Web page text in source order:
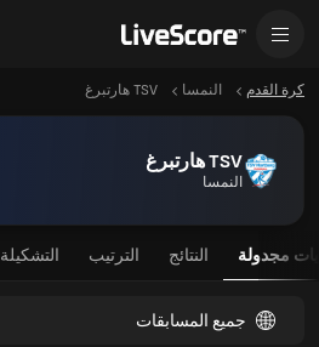
كرة القدم النمسا TSV هارتبرغ
TSV هارتبرغ
النمسا
مجدولة النتائج الترتيب التشكيلة
جميع المسابقات